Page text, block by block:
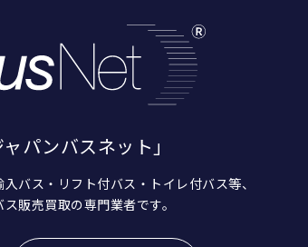
パンバスネット」
バス・リフト付バス・トイレ付バス等、
販売買取の専門業者です。